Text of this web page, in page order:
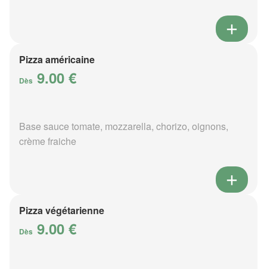
Pizza américaine
Dès 9.00 €
Base sauce tomate, mozzarella, chorizo, oignons,
crème fraiche
Pizza végétarienne
Dès 9.00 €